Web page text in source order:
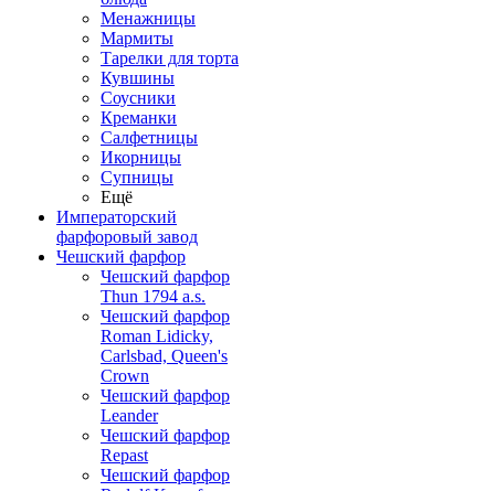
Менажницы
Мармиты
Тарелки для торта
Кувшины
Соусники
Креманки
Салфетницы
Икорницы
Супницы
Ещё
Императорский
фарфоровый завод
Чешский фарфор
Чешский фарфор
Thun 1794 a.s.
Чешский фарфор
Roman Lidicky,
Carlsbad, Queen's
Crown
Чешский фарфор
Leander
Чешский фарфор
Repast
Чешский фарфор